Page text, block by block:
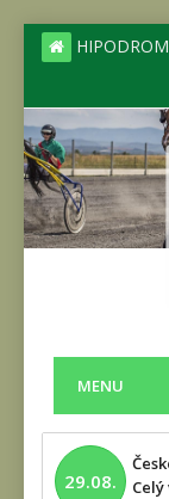
MENU
29.08.